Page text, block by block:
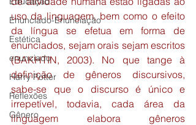
Enunciado-Enunciação
Estética
enunciado
Harry Potter
Reflexões
Gênero
uso da linguagem, bem como o efeito
da língua se efetua em forma de
enunciados, sejam orais sejam escritos
(BAKHTIN, 2003). No que tange à
definição de gêneros discursivos,
sabe-se que o discurso é único e
irrepetível, todavia, cada área da
linguagem elabora gêneros